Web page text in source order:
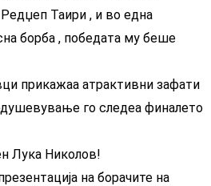
Таири , и во една
борба , победата му беше
прикажаа атрактивни зафати
го следеа финалето
Лука Николов!
на борачите на